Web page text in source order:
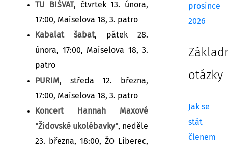
TU BIŠVAT, čtvrtek 13. února,
17:00, Maiselova 18, 3. patro
Kabalat šabat, pátek 28.
února, 17:00, Maiselova 18, 3.
patro
PURIM, středa 12. března,
17:00, Maiselova 18, 3. patro
Koncert Hannah Maxové
"Židovské ukolébavky", neděle
23. března, 18:00, ŽO Liberec,
prosince
2026
otázky
Jak se
stát
členem